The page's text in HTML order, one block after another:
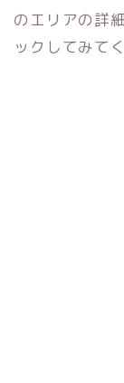
のエリアの詳
ックしてみて